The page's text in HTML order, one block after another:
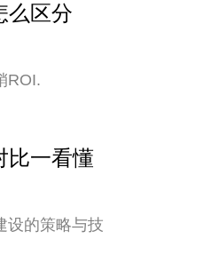
么区分
ROI.
比一看懂
设的策略与技